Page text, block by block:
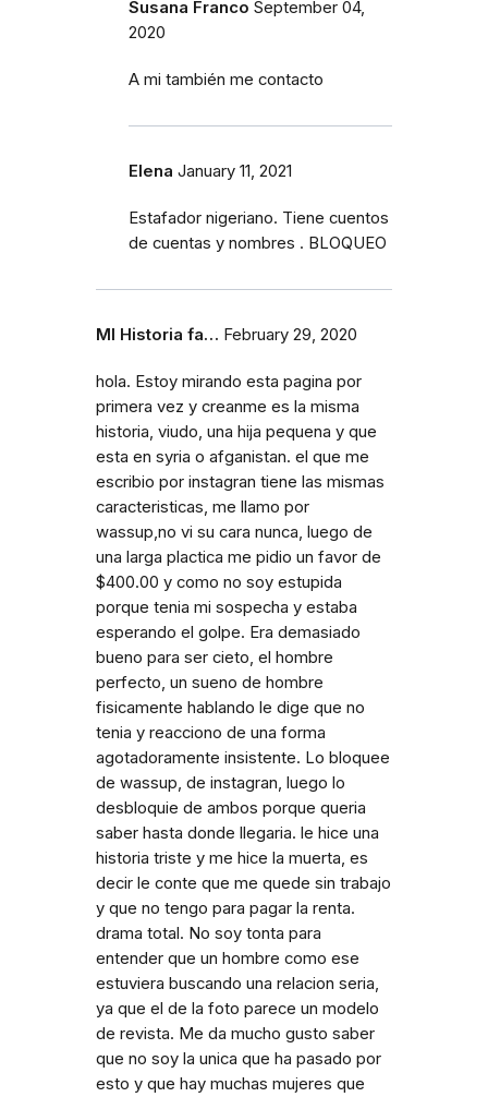
Susana Franco September 04,
2020
A mi también me contacto
Elena January 11, 2021
Estafador nigeriano. Tiene cuentos
de cuentas y nombres . BLOQUEO
MI Historia fa… February 29, 2020
hola. Estoy mirando esta pagina por
primera vez y creanme es la misma
historia, viudo, una hija pequena y que
esta en syria o afganistan. el que me
escribio por instagran tiene las mismas
caracteristicas, me llamo por
wassup,no vi su cara nunca, luego de
una larga plactica me pidio un favor de
$400.00 y como no soy estupida
porque tenia mi sospecha y estaba
esperando el golpe. Era demasiado
bueno para ser cieto, el hombre
perfecto, un sueno de hombre
fisicamente hablando le dige que no
tenia y reacciono de una forma
agotadoramente insistente. Lo bloquee
de wassup, de instagran, luego lo
desbloquie de ambos porque queria
saber hasta donde llegaria. le hice una
historia triste y me hice la muerta, es
decir le conte que me quede sin trabajo
y que no tengo para pagar la renta.
drama total. No soy tonta para
entender que un hombre como ese
estuviera buscando una relacion seria,
ya que el de la foto parece un modelo
de revista. Me da mucho gusto saber
que no soy la unica que ha pasado por
esto y que hay muchas mujeres que